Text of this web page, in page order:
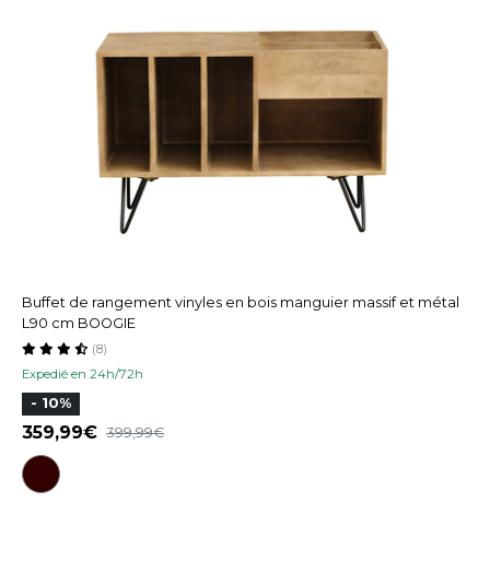
Buffet de rangement vinyles en bois manguier massif et métal
L90 cm BOOGIE
Expedié en 24h/72h
(8)
- 10%
359,99 399,99